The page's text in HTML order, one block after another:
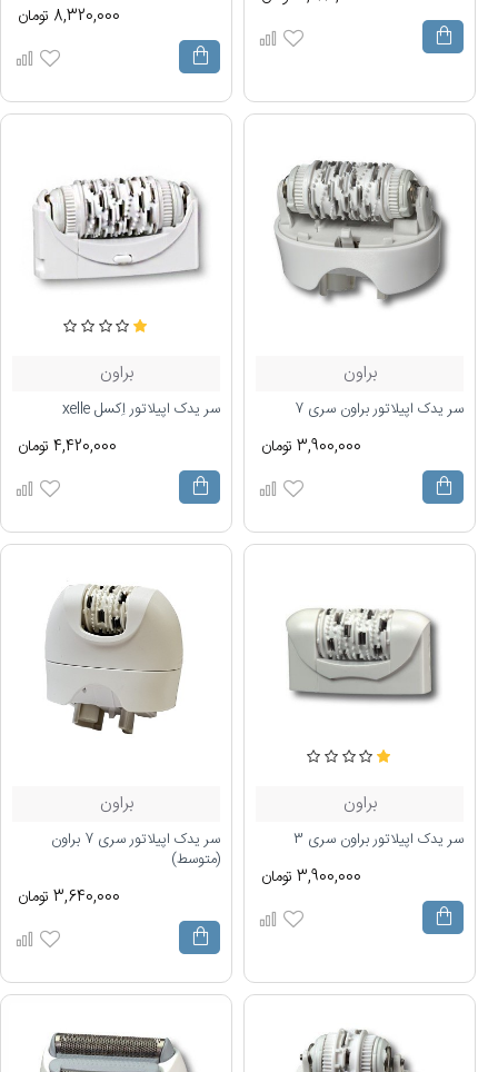
8,320,000 تومان
براون
سر یدک اپیلاتور براون سری 7
3,900,000 تومان
براون
سر یدک اپیلاتور اِکسل xelle
4,420,000 تومان
براون
سر یدک اپیلاتور براون سری 3
3,900,000 تومان
براون
سر یدک اپیلاتور سری 7 براون
(متوسط)
3,640,000 تومان